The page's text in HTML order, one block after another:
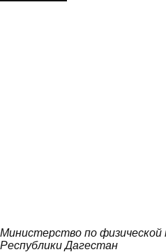
Министерство по физической
Республики Дагестан